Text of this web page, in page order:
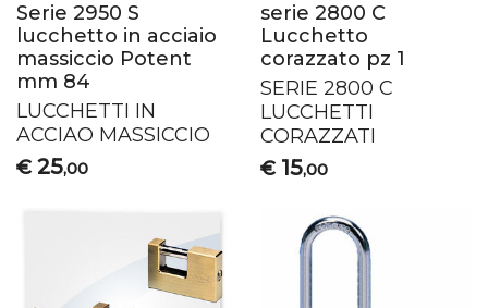
Serie 2950 S
lucchetto in acciaio
massiccio Potent
mm 84
LUCCHETTI IN
ACCIAO MASSICCIO
€ 25,00
serie 2800 C
Lucchetto
corazzato pz 1
SERIE 2800 C
LUCCHETTI
CORAZZATI
€ 15,00